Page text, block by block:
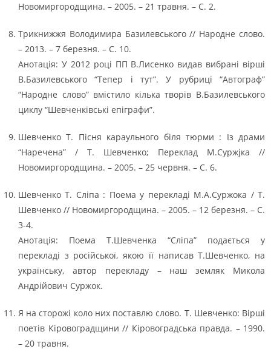
Новомиргородщина. – 2005. – 21 травня. – С. 2.
Трикнижжя Володимира Базилевського // Народне слово.
– 2013. – 7 березня. – С. 10.
Анотація: У 2012 році ПП В.Лисенко видав вибрані вірші
В.Базилевського “Тепер і тут”. У рубриці “Автограф”
“Народне слово” вмістило кілька творів В.Базилевського
циклу “Шевченківські епіграфи”.
Шевченко Т. Пісня караульного біля тюрми : Із драми
“Наречена” / Т. Шевченко; Переклад М.Суржjка //
Новомиргородщина. – 2005. – 25 червня. – С. 6.
Шевченко Т. Сліпа : Поема у перекладі М.А.Суржока / Т.
Шевченко // Новомиргородщина. – 2005. – 12 березня. – С.
3-4.
Анотація: Поема Т.Шевченка “Сліпа” подається у
перекладі з російської, якою її написав Т.Шевченко, на
українську, автор перекладу – наш земляк Микола
Андрійович Суржок.
Я на сторожі коло них поставлю слово. Т. Шевченко: Вірші
поетів Кіровоградщини // Кіровоградська правда. – 1990.
– 20 травня.